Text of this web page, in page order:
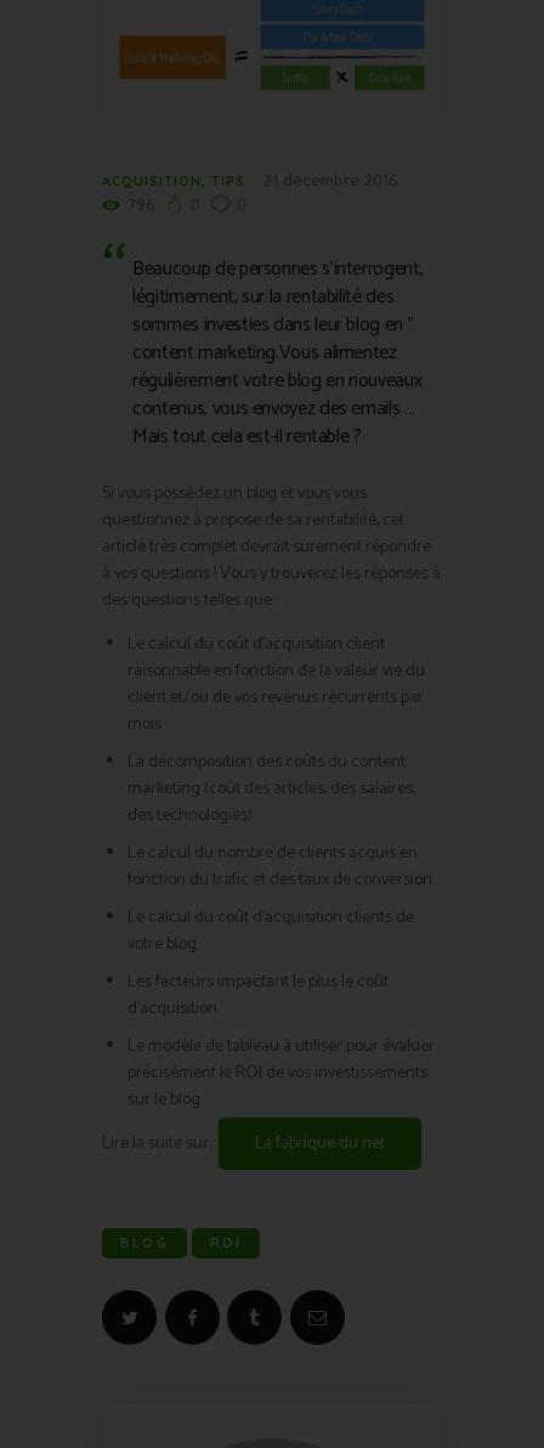
ACQUISITION, TIPS
Beaucoup de personnes s’interrogent,
légitimement, sur la rentabilité des
sommes investies dans leur blog en ”
content marketing.Vous alimentez
régulièrement votre blog en nouveaux
contenus, vous envoyez des emails …
Mais tout cela est-il rentable ?
Si vous possédez un blog et vous vous
questionnez à propose de sa rentabilité, cet
article très complet devrait surement répondre
à vos questions ! Vous y trouverez les réponses à
des questions telles que :
Le calcul du coût d’acquisition client
raisonnable en fonction de la valeur vie du
client et/ou de vos revenus récurrents par
mois.
La décomposition des coûts du content
marketing (coût des articles, des salaires,
des technologies)
Le calcul du nombre de clients acquis en
fonction du trafic et des taux de conversion.
Le calcul du coût d’acquisition clients de
votre blog.
Les facteurs impactant le plus le coût
d’acquisition.
Le modèle de tableau à utiliser pour évaluer
précisément le ROI de vos investissements
sur le blog.
Lire la suite sur :
La fabrique du net
BLOG ROI